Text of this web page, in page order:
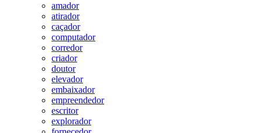
amador
atirador
caçador
computador
corredor
criador
doutor
elevador
embaixador
empreendedor
escritor
explorador